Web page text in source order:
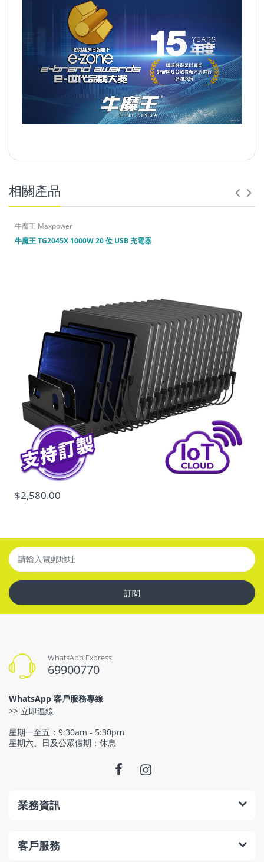
100-240VAC 50/60Hz 1.5A Max. |輸出:[USB-C1]
5V 3A / 9V 3A / 12V 3A / 15V 3A / 20V 2.25A (45W Max.)
[USB-C2] 5V 3A / 9V 3A / 12V 3A / 15V 3A / 20V 2.25A
(45W Max.) [USB-A] 5V 3A / 9V 2A / 12V 1.5A (18W
Max.)
| 輸出功率:45WMax.
外殻材質: 塑膠 |顏色:
L50mm x
W29mm x H49mm (不連插頭)
重量:80g
相關產品
牛魔王 Maxpower
牛魔王 TG2045X 1000W 20 位 USB 充電器
$2,580.00
訂閱
WhatsApp Express
69900770
WhatsApp 客戶服務專線
>> 立即連線
星期一至五：9:30am - 5:30pm
星期六、日及公眾假期：休息
業務資訊
客戶服務